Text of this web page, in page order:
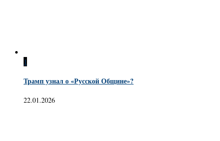
1
Трамп узнал о «Русской Общине»?
22.01.2026